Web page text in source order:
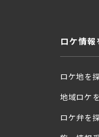
ロケ情
ロケ地を
地域ロケ
ロケ弁を